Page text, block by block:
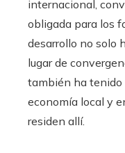
internacional,
obligada para los
desarrollo no solo
lugar de
también ha
economía local y
residen allí.